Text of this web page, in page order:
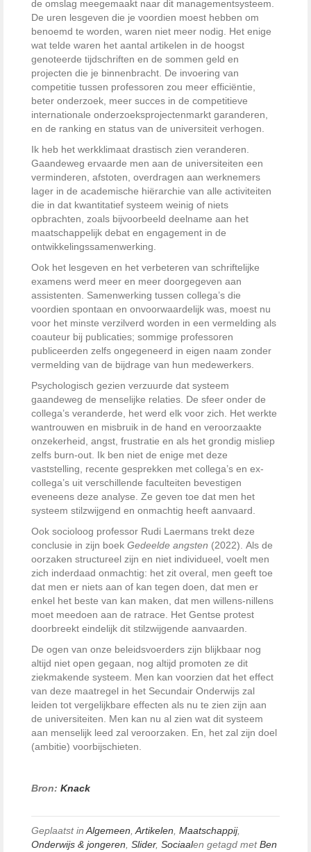
de omslag meegemaakt naar dit managementsysteem.
De uren lesgeven die je voordien moest hebben om
benoemd te worden, waren niet meer nodig. Het enige
wat telde waren het aantal artikelen in de hoogst
genoteerde tijdschriften en de sommen geld en
projecten die je binnenbracht. De invoering van
competitie tussen professoren zou meer efficiëntie,
beter onderzoek, meer succes in de competitieve
internationale onderzoeksprojectenmarkt garanderen,
en de ranking en status van de universiteit verhogen.
Ik heb het werkklimaat drastisch zien veranderen.
Gaandeweg ervaarde men aan de universiteiten een
verminderen, afstoten, overdragen aan werknemers
lager in de academische hiërarchie van alle activiteiten
die in dat kwantitatief systeem weinig of niets
opbrachten, zoals bijvoorbeeld deelname aan het
maatschappelijk debat en engagement in de
ontwikkelingssamenwerking.
Ook het lesgeven en het verbeteren van schriftelijke
examens werd meer en meer doorgegeven aan
assistenten. Samenwerking tussen collega’s die
voordien spontaan en onvoorwaardelijk was, moest nu
voor het minste verzilverd worden in een vermelding als
coauteur bij publicaties; sommige professoren
publiceerden zelfs ongegeneerd in eigen naam zonder
vermelding van de bijdrage van hun medewerkers.
Psychologisch gezien verzuurde dat systeem
gaandeweg de menselijke relaties. De sfeer onder de
collega’s veranderde, het werd elk voor zich. Het werkte
wantrouwen en misbruik in de hand en veroorzaakte
onzekerheid, angst, frustratie en als het grondig misliep
zelfs burn-out. Ik ben niet de enige met deze
vaststelling, recente gesprekken met collega’s en ex-
collega’s uit verschillende faculteiten bevestigen
eveneens deze analyse. Ze geven toe dat men het
systeem stilzwijgend en onmachtig heeft aanvaard.
Ook socioloog professor Rudi Laermans trekt deze
conclusie in zijn boek Gedeelde angsten (2022). Als de
oorzaken structureel zijn en niet individueel, voelt men
zich inderdaad onmachtig: het zit overal, men geeft toe
dat men er niets aan of kan tegen doen, dat men er
enkel het beste van kan maken, dat men willens-nillens
moet meedoen aan de ratrace. Het Gentse protest
doorbreekt eindelijk dit stilzwijgende aanvaarden.
De ogen van onze beleidsvoerders zijn blijkbaar nog
altijd niet open gegaan, nog altijd promoten ze dit
ziekmakende systeem. Men kan voorzien dat het effect
van deze maatregel in het Secundair Onderwijs zal
leiden tot vergelijkbare effecten als nu te zien zijn aan
de universiteiten. Men kan nu al zien wat dit systeem
aan menselijk leed zal veroorzaken. En, het zal zijn doel
(ambitie) voorbijschieten.
Bron: Knack
Geplaatst in Algemeen Artikelen Maatschappij,
Onderwijs & jongeren Slider, Sociaalen getagd metBen